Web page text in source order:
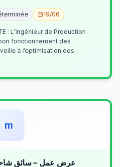
19/06
: L’Ingénieur de Production
fonctionnement des
à l’optimisation des
m
عرض عمل – سائق